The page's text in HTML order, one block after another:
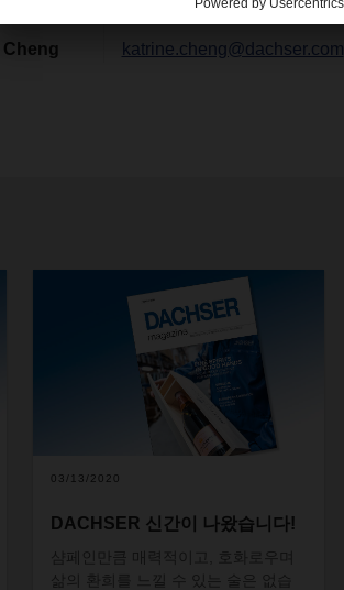
Cheng katrine.cheng@dachser.com
03/13/2020
DACHSER 신간이 나왔습니다!
샴페인만큼 매력적이고
호화로우며
삶의
환희를 술은
없습